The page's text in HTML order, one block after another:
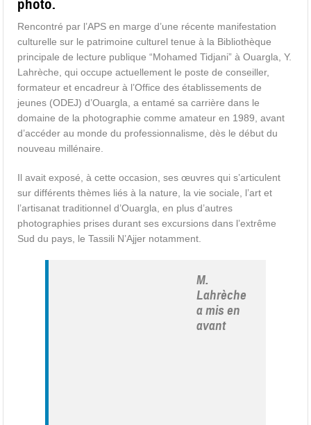
photo.
Rencontré par l’APS en marge d’une récente manifestation
culturelle sur le patrimoine culturel tenue à la Bibliothèque
principale de lecture publique “Mohamed Tidjani” à Ouargla, Y.
Lahrèche, qui occupe actuellement le poste de conseiller,
formateur et encadreur à l’Office des établissements de
jeunes (ODEJ) d’Ouargla, a entamé sa carrière dans le
domaine de la photographie comme amateur en 1989, avant
d’accéder au monde du professionnalisme, dès le début du
nouveau millénaire.
Il avait exposé, à cette occasion, ses œuvres qui s’articulent
sur différents thèmes liés à la nature, la vie sociale, l’art et
l’artisanat traditionnel d’Ouargla, en plus d’autres
photographies prises durant ses excursions dans l’extrême
Sud du pays, le Tassili N’Ajjer notamment.
M.
Lahrèche
a mis en
avant